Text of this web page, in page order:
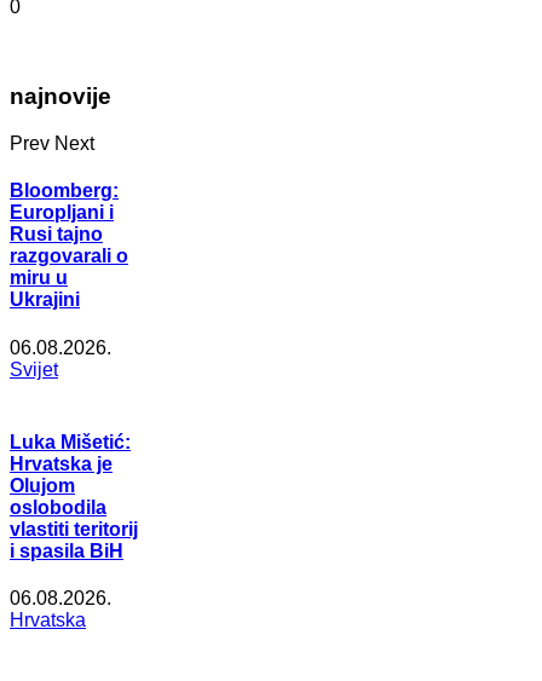
0
najnovije
Prev Next
Bloomberg:
Europljani i
Rusi tajno
razgovarali o
miru u
Ukrajini
06.08.2026.
Svijet
Luka Mišetić:
Hrvatska je
Olujom
oslobodila
vlastiti teritorij
i spasila BiH
06.08.2026.
Hrvatska